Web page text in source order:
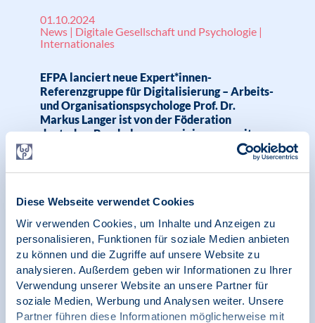
Diese Webseite verwendet Cookies
Wir verwenden Cookies, um Inhalte und Anzeigen zu
personalisieren, Funktionen für soziale Medien anbieten
zu können und die Zugriffe auf unsere Website zu
analysieren. Außerdem geben wir Informationen zu Ihrer
Verwendung unserer Website an unsere Partner für
soziale Medien, Werbung und Analysen weiter. Unsere
Partner führen diese Informationen möglicherweise mit
01.10.2024
News | Digitale Gesellschaft und Psychologie |
Internationales
EFPA lanciert neue Expert*innen-
Referenzgruppe für Digitalisierung – Arbeits-
und Organisationspsychologe Prof. Dr.
Markus Langer ist von der Föderation
deutscher Psychologenvereinigungen mit
01.10.2024
Pressespiegel | SK Wirtschaftspsychologie
„Früher passierte nichts, wenn der Schulbus
ausfiel. Heute schreiben Kinder sofort eine
Nachricht“, Sebastian Jakobi, Welt